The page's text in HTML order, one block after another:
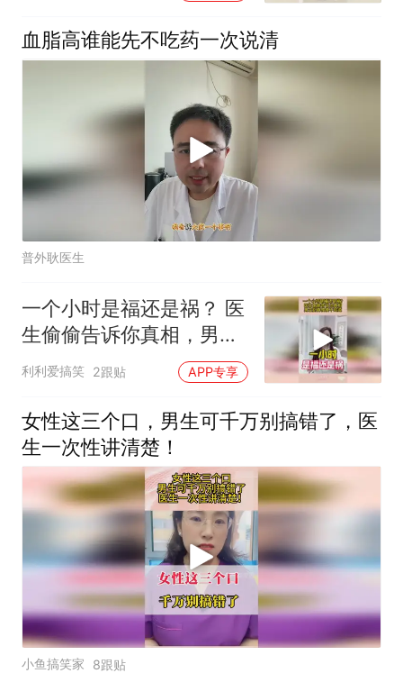
血脂高谁能先不吃药一次说清
普外耿医生
一个小时是福还是祸？ 医
生偷偷告诉你真相，男生
别再傻傻不知道
利利爱搞笑 2跟贴 APP专享
女性这三个口，男生可千万别搞错了，医
生一次性讲清楚！
小鱼搞笑家 8跟贴